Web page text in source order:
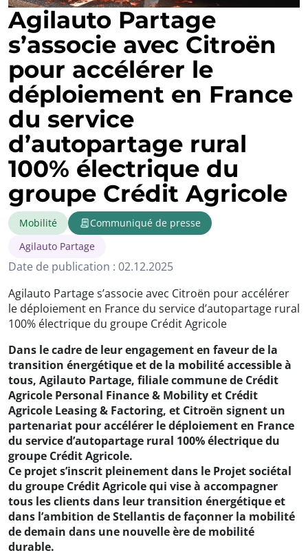
Agilauto Partage
s’associe avec Citroën
pour accélérer le
déploiement en France
du service
d’autopartage rural
100% électrique du
groupe Crédit Agricole
Mobilité
Communiqué de presse
Agilauto Partage
Date de publication : 02.12.2025
Agilauto Partage s’associe avec Citroën pour accélérer
le déploiement en France du service d’autopartage rural
100% électrique du groupe Crédit Agricole
Dans le cadre de leur engagement en faveur de la
transition énergétique et de la mobilité accessible à
tous, Agilauto Partage, filiale commune de Crédit
Agricole Personal Finance & Mobility et Crédit
Agricole Leasing & Factoring, et Citroën signent un
partenariat pour accélérer le déploiement en France
du service d’autopartage rural 100% électrique du
groupe Crédit Agricole.
Ce projet s’inscrit pleinement dans le Projet sociétal
du groupe Crédit Agricole qui vise à accompagner
tous les clients dans leur transition énergétique et
dans l’ambition de Stellantis de façonner la mobilité
de demain dans une nouvelle ère de mobilité
durable.